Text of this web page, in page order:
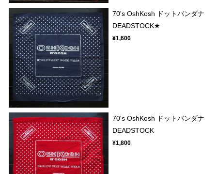
70's OshKosh ドットバンダナ
DEADSTOCK★
¥1,600
70's OshKosh ドットバンダナ
DEADSTOCK
¥1,800